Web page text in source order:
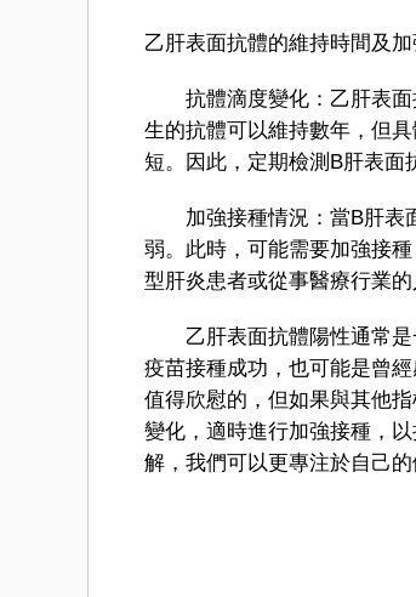
乙肝表面抗體的維持時間及
抗體滴度變化：乙肝表面
生的抗體可以維持數年，但
短。因此，定期檢測B肝表面
加強接種情況：當B肝表面
弱。此時，可能需要加強接
型肝炎患者或從事醫療行業
乙肝表面抗體陽性通常是
疫苗接種成功，也可能是曾
值得欣慰的，但如果與其他
變化，適時進行加強接種，
解，我們可以更專注於自己